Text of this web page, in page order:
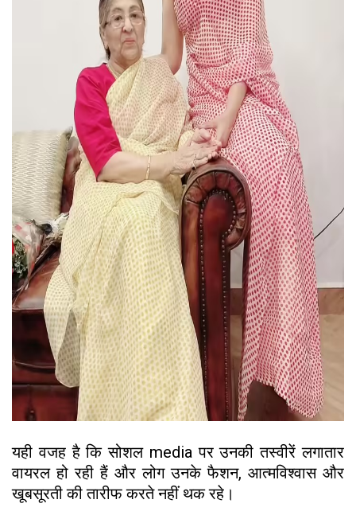
यही वजह है कि सोशल media पर उनकी तस्वीरें लगातार
वायरल हो रही हैं और लोग उनके फैशन, आत्मविश्वास और
खूबसूरती की तारीफ करते नहीं थक रहे।